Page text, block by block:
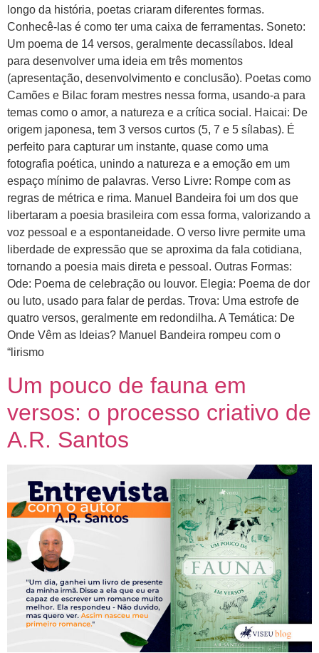
longo da história, poetas criaram diferentes formas.
Conhecê-las é como ter uma caixa de ferramentas. Soneto:
Um poema de 14 versos, geralmente decassílabos. Ideal
para desenvolver uma ideia em três momentos
(apresentação, desenvolvimento e conclusão). Poetas como
Camões e Bilac foram mestres nessa forma, usando-a para
temas como o amor, a natureza e a crítica social. Haicai: De
origem japonesa, tem 3 versos curtos (5, 7 e 5 sílabas). É
perfeito para capturar um instante, quase como uma
fotografia poética, unindo a natureza e a emoção em um
espaço mínimo de palavras. Verso Livre: Rompe com as
regras de métrica e rima. Manuel Bandeira foi um dos que
libertaram a poesia brasileira com essa forma, valorizando a
voz pessoal e a espontaneidade. O verso livre permite uma
liberdade de expressão que se aproxima da fala cotidiana,
tornando a poesia mais direta e pessoal. Outras Formas:
Ode: Poema de celebração ou louvor. Elegia: Poema de dor
ou luto, usado para falar de perdas. Trova: Uma estrofe de
quatro versos, geralmente em redondilha. A Temática: De
Onde Vêm as Ideias? Manuel Bandeira rompeu com o
“lirismo
Um pouco de fauna em
versos: o processo criativo de
A.R. Santos